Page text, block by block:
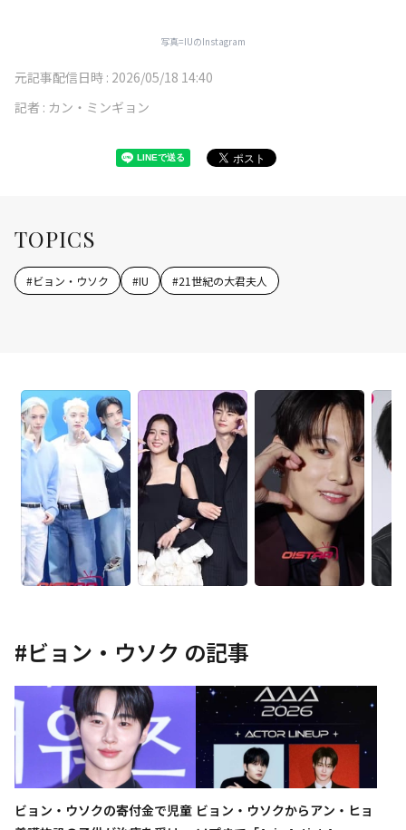
写真=IUのInstagram
元記事配信日時 : 2026/05/18 14:40
記者 : カン・ミンギョン
TOPICS
#ビョン・ウソク #IU #21世紀の大君夫人
#ビョン・ウソク の記事
ビョン・ウソクの寄付金で児童 ビョン・ウソクからアン・ヒョ